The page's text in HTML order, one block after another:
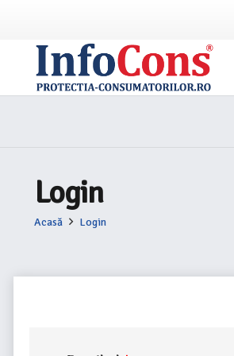
Login
Acasă Login